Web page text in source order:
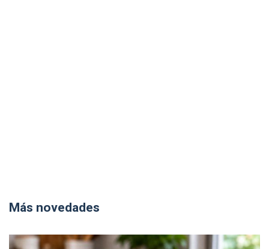
Más novedades